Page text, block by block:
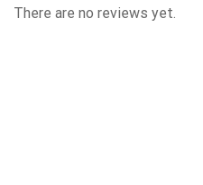
There are no reviews yet.